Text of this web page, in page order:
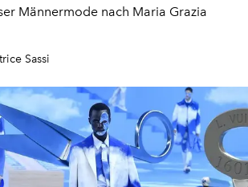
Männermode nach Maria Grazia
Sassi